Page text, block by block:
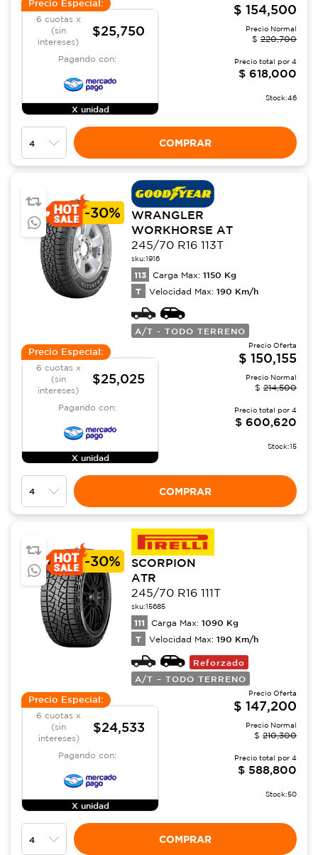
Precio Especial:
6 cuotas x
(sin
intereses)
$25,750
Pagando con:
X unidad
$ 154,500
Precio Normal
$ 220,700
Precio total por 4
$ 618,000
Stock:46
COMPRAR
-30%
WRANGLER
WORKHORSE AT
245/70 R16 113T
sku:1916
113 Carga Max: 1150 Kg
T Velocidad Max: 190 Km/h
A/T - TODO TERRENO
Precio Especial:
6 cuotas x
(sin
intereses)
$25,025
Pagando con:
X unidad
Precio Oferta
$ 150,155
Precio Normal
$ 214,500
Precio total por 4
$ 600,620
Stock:15
COMPRAR
-30%
SCORPION
ATR
245/70 R16 111T
sku:15685
111 Carga Max: 1090 Kg
T Velocidad Max: 190 Km/h
Reforzado
A/T – TODO TERRENO
Precio Especial:
6 cuotas x
(sin
intereses)
$24,533
Pagando con:
X unidad
Precio Oferta
$ 147,200
Precio Normal
$ 210,300
Precio total por 4
$ 588,800
Stock:50
COMPRAR